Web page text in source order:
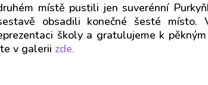
místě pustili jen suverénní
obsadili konečné šesté místo.
školy a gratulujeme k
v galerii zde.